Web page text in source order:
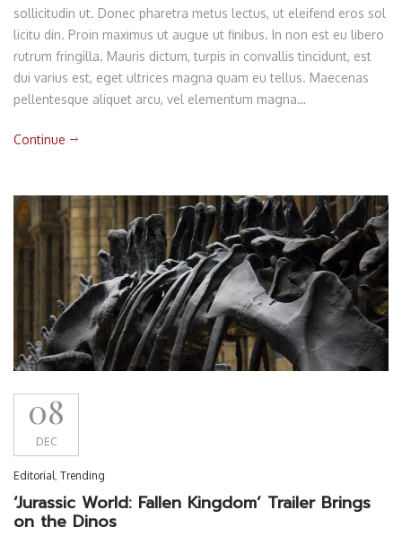
sollicitudin ut. Donec pharetra metus lectus, ut eleifend eros sol
licitu din. Proin maximus ut augue ut finibus. In non est eu libero
rutrum fringilla. Mauris dictum, turpis in convallis tincidunt, est
dui varius est, eget ultrices magna quam eu tellus. Maecenas
pellentesque aliquet arcu, vel elementum magna…
Continue
08
DEC
Editorial, Trending
‘Jurassic World: Fallen Kingdom’ Trailer Brings
on the Dinos